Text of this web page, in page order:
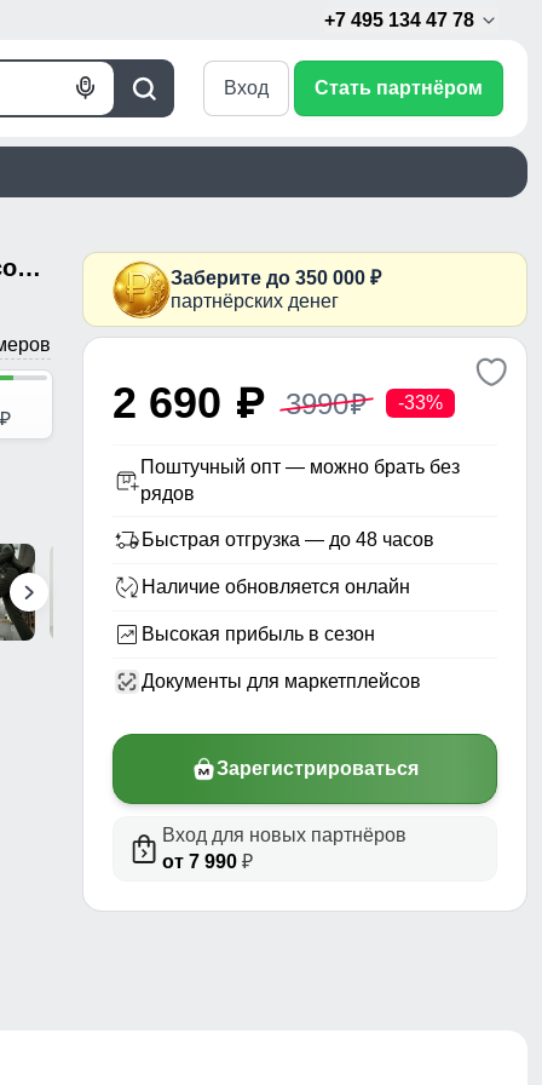
+7 495 134 47 78
Поиск
Голосовой
Вход Стать партнёром
Мужские утепленные брюки из софтшелла с флисом и регулируемым ремнем синего цвета 9633_1S
p
Заберите до 350 000 ₽
партнёрских денег
2 690 p 3990p -33%
Поштучный опт — можно брать без
рядов
Быстрая отгрузка — до 48 часов
Наличие обновляется онлайн
Высокая прибыль в сезон
Документы для маркетплейсов
Зарегистрироваться
Вход для новых партнёров
от 7 990 ₽